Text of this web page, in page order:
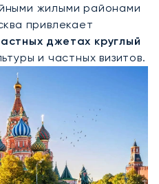
жилыми районами
привлекает
джетах круглый
и частных визитов.